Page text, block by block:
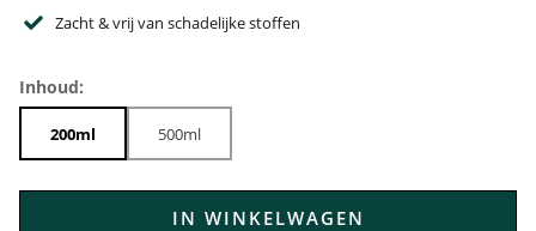
Zacht & vrij van schadelijke stoffen
Inhoud:
200ml 500ml
IN WINKELWAGEN